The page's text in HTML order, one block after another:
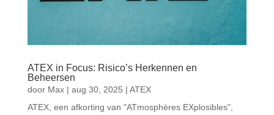
ATEX in Focus: Risico’s Herkennen en
Beheersen
door Max| aug 30, 2025 | ATEX
ATEX, een afkorting van "ATmosphères EXplosibles",